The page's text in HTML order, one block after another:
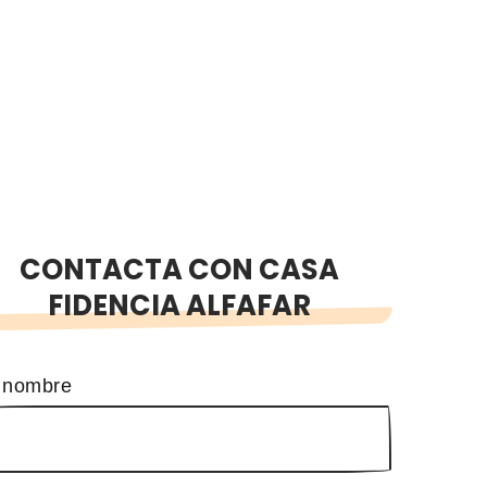
CONTACTA CON CASA
FIDENCIA ALFAFAR